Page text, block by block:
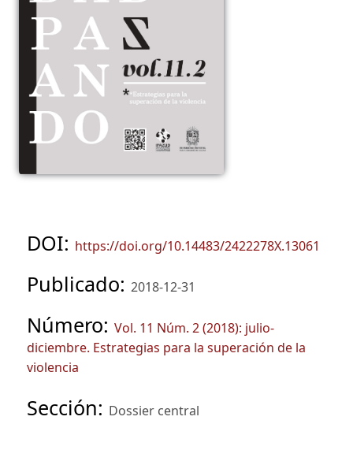
DOI: https://doi.org/10.14483/2422278X.13061
Publicado: 2018-12-31
Número: Vol. 11 Núm. 2 (2018): julio-
diciembre. Estrategias para la superación de la
violencia
Sección: Dossier central